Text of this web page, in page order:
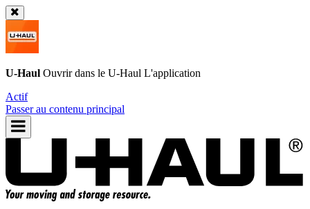
U-Haul Ouvrir dans le U-Haul L'application
Actif
Passer au contenu principal